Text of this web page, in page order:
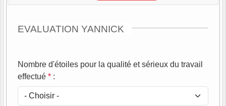
EVALUATION YANNICK
Nombre d'étoiles pour la qualité et sérieux du travail
effectué * :